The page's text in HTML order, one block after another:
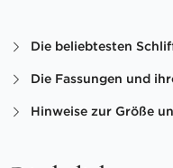
Die beliebtesten
Die Fassungen und
Hinweise zur Größe